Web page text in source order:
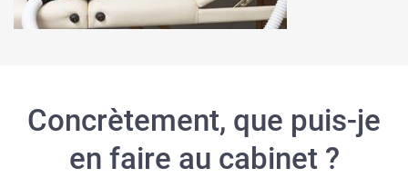
Concrètement, que puis-je
en faire au cabinet ?